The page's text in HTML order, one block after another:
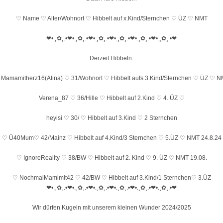
♡ Name ♡ Alter/Wohnort ♡ Hibbelt auf x.Kind/Sternchen ♡ ÜZ ♡ NMT
❤•.¸✿¸.•❤•.¸✿¸.•❤•.¸✿¸.•❤•.¸✿¸.•❤•.¸✿¸.•❤•.¸✿¸.•❤
Derzeit Hibbeln:
♡ 31/Wohnort ♡ Hibbelt aufs 3.Kind/Sternchen ♡ ÜZ ♡
Verena_87 ♡ 36/Hille ♡ Hibbelt auf 2.Kind ♡ 4. ÜZ ♡
heyisi ♡ 30/ ♡ Hibbelt auf 3.Kind ♡ 2 Sternchen
♡ Ü40Mum♡ 42/Mainz ♡ Hibbelt auf 4.Kind/3 Sternchen ♡ 5.ÜZ ♡ NMT 24.8.24
♡ IgnoreReality ♡ 38/BW ♡ Hibbelt auf 2. Kind ♡ 9. ÜZ ♡ NMT 19.08.
♡ NochmalMamimit42 ♡ 42/BW ♡ Hibbelt auf 3.Kind/1 Sternchen♡ 3.ÜZ
❤•.¸✿¸.•❤•.¸✿¸.•❤•.¸✿¸.•❤•.¸✿¸.•❤•.¸✿¸.•❤•.¸✿¸.•❤
Wir dürfen Kugeln mit unserem kleinen Wunder 2024/2025